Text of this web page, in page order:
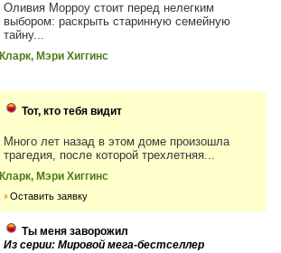
Оливия Морроу стоит перед нелегким
выбором: раскрыть старинную семейную
тайну...
Кларк, Мэри Хиггинс
Тот, кто тебя видит
Много лет назад в этом доме произошла
трагедия, после которой трехлетняя...
Кларк, Мэри Хиггинс
Оставить заявку
Ты меня заворожил
Из серии: Мировой мега-бестселлер